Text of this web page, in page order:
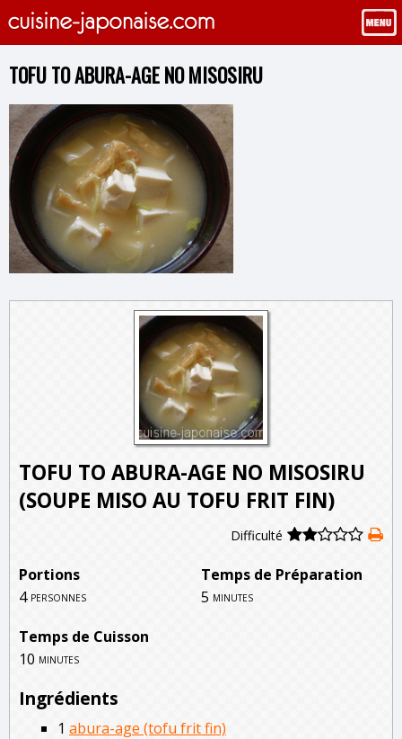
TOFU TO ABURA-AGE NO MISOSIRU
TOFU TO ABURA-AGE NO MISOSIRU
(SOUPE MISO AU TOFU FRIT FIN)
Difficulté
Portions
Temps de Préparation
4 personnes 5 minutes
Temps de Cuisson
10 minutes
Ingrédients
1 abura-age (tofu frit fin)